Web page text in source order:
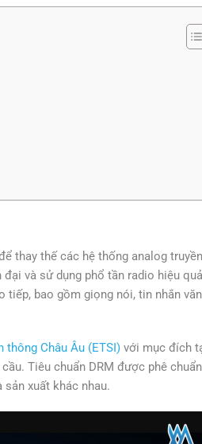
thay thế các hệ thống analog truyền
và sử dụng phổ tần radio hiệu quả
tiếp, bao gồm giọng nói, tin nhắn
thông Châu Âu (ETSI)với mục đích
Tiêu chuẩn DRM được phê
xuất khác nhau.